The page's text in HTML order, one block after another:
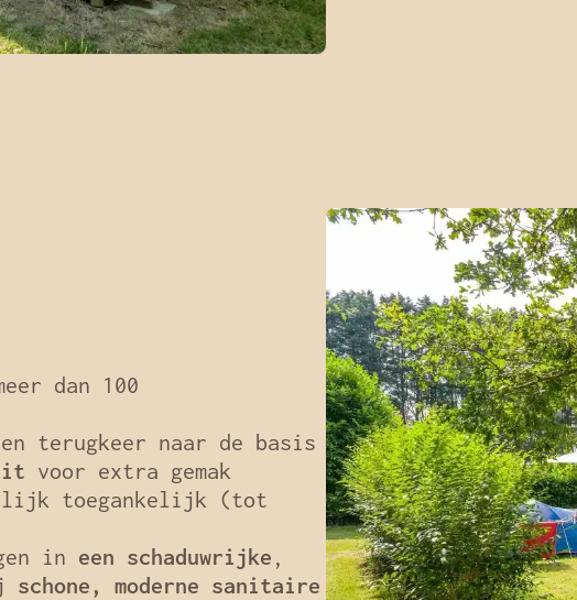
dan 100
terugkeer naar de basis
voor extra gemak
toegankelijk (tot
in een schaduwrijke ,
schone, moderne sanitaire